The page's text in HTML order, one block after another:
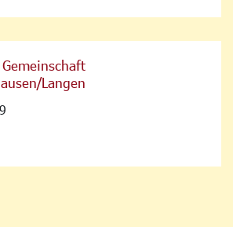
Langen